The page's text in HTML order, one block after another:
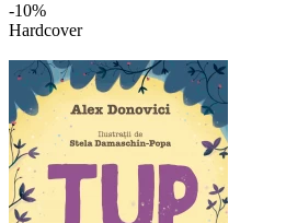
-10%
Hardcover